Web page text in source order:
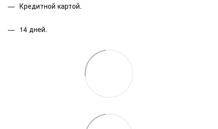
Кредитной картой.
14 дней.